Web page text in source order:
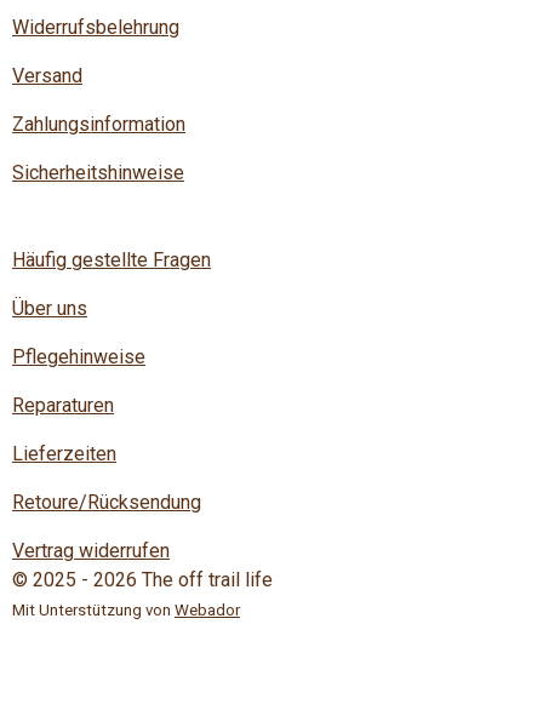
Widerrufsbelehrung
Versand
Zahlungsinformation
Sicherheitshinweise
Häufig gestellte Fragen
Über uns
Pflegehinweise
Reparaturen
Lieferzeiten
Retoure/Rücksendung
Vertrag widerrufen
© 2025 - 2026 The off trail life
Mit Unterstützung von Webador